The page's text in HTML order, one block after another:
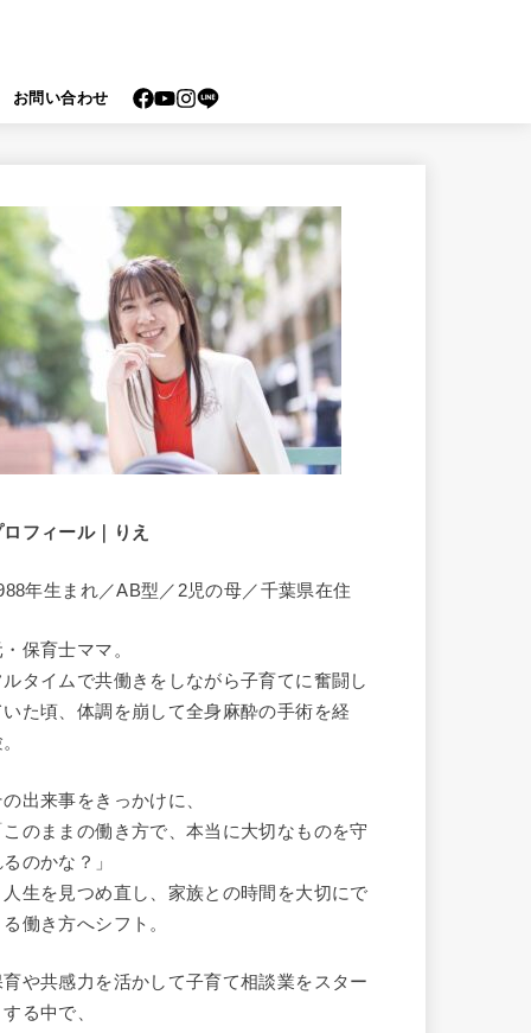
お問い合わせ
ロフィール｜りえ
年生まれ／AB型／2児の母／千葉県在住
保育士ママ。
ルタイムで共働きをしながら子育てに奮闘し
いた頃、体調を崩して全身麻酔の手術を経
の出来事をきっかけに、
このままの働き方で、本当に大切なものを守
のかな？」
人生を見つめ直し、家族との時間を大切にで
働き方へシフト。
育や共感力を活かして子育て相談業をスター
る中で、